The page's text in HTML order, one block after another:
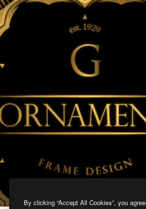
By clicking “Accept All Cookies”, you